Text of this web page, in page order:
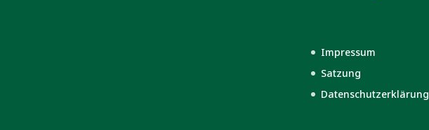
Impressum
Satzung
Datenschutzerklärung